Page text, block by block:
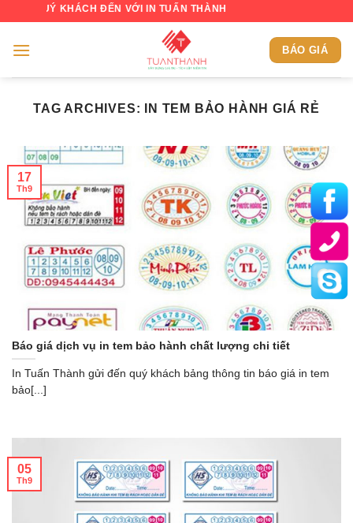
content
KHÁCH ĐẾN VỚI IN TUẤN THÀNH
BÁO GIÁ
TAG ARCHIVES: IN TEM BẢO HÀNH GIÁ RẺ
Báo giá dịch vụ in tem bảo hành chất lượng chi tiết
In Tuấn Thành gửi đến quý khách bảng thông tin báo giá in tem
bảo[...]
17
Th9
05
Th9